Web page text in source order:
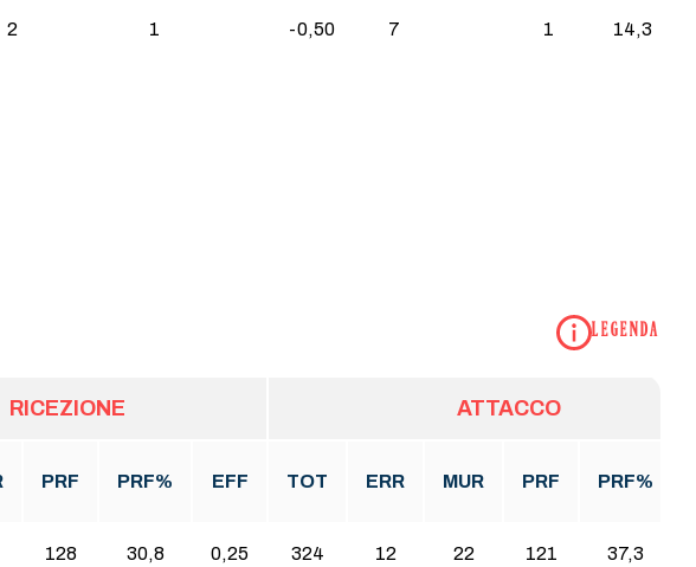
2 1 -0,50 7 1 14,3
LEGENDA
RICEZIONE ATTACCO
PRF PRF% EFF TOT ERR MUR PRF PRF%
128 30,8 0,25 324 12 22 121 37,3